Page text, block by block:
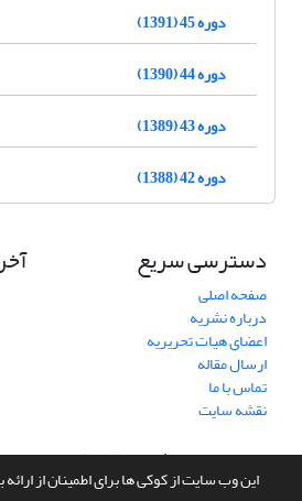
این وب سایت از کوکی ها برای اطمینان از
دوره 45 (1391)
دوره 44 (1390)
دوره 43 (1389)
دوره 42 (1388)
دسترسی سریع
صفحه اصلی
درباره نشریه
اعضای هیات تحریریه
ارسال مقاله
تماس با ما
نقشه سایت
سامانه مدیریت نشریات علمی.طراحی و پیاده